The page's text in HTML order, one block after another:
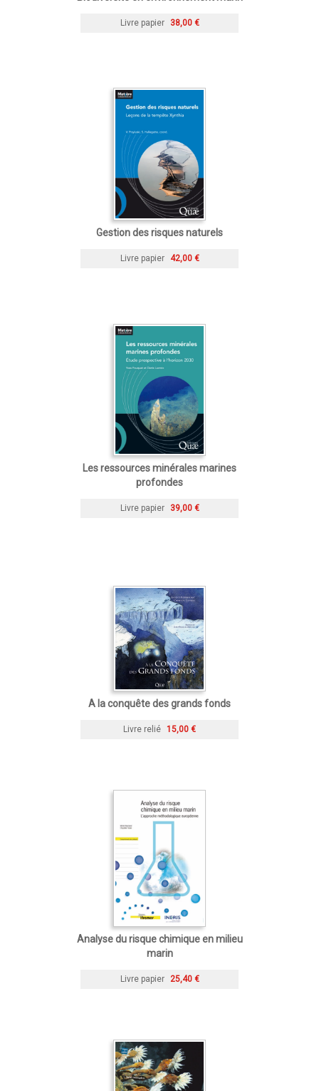
Livre papier 38,00 €
Gestion des risques naturels
Livre papier 42,00 €
Les ressources minérales marines
profondes
Livre papier 39,00 €
A la conquête des grands fonds
Livre relié 15,00 €
Analyse du risque chimique en milieu
marin
Livre papier 25,40 €